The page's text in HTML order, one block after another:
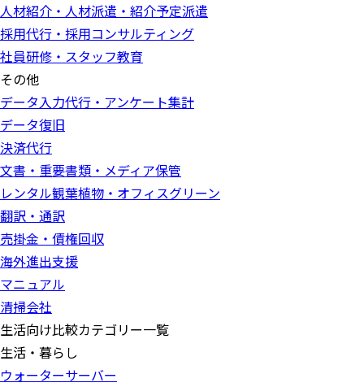
人材紹介・人材派遣・紹介予定派遣
採用代行・採用コンサルティング
社員研修・スタッフ教育
その他
データ入力代行・アンケート集計
データ復旧
決済代行
文書・重要書類・メディア保管
レンタル観葉植物・オフィスグリーン
翻訳・通訳
売掛金・債権回収
海外進出支援
マニュアル
清掃会社
生活向け比較カテゴリー一覧
生活・暮らし
ウォーターサーバー